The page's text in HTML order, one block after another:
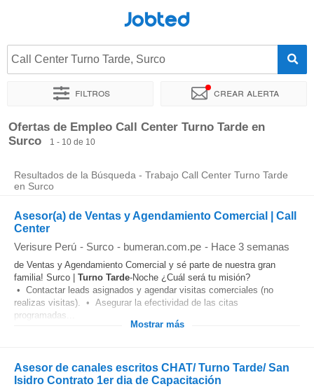
Jobted
Call Center Turno Tarde, Surco
Filtros Crear alerta
Ordenar por Ubicación exacta Horas de trabajo
Ofertas de Empleo Call Center Turno Tarde en
Surco
1 - 10 de 10
Resultados de la Búsqueda - Trabajo Call Center Turno Tarde
en Surco
Asesor(a) de Ventas y Agendamiento Comercial | Call
Center
Verisure Perú - Surco - bumeran.com.pe - Hace 3 semanas
de Ventas y Agendamiento Comercial y sé parte de nuestra gran
familia! Surco | Turno Tarde-Noche ¿Cuál será tu misión?
• Contactar leads asignados y agendar visitas comerciales (no
realizas visitas). • Asegurar la efectividad de las citas
programadas...
Mostrar más
Asesor de canales escritos CHAT/ Turno Tarde/ San
Isidro Contrato 1er dia de Capacitación